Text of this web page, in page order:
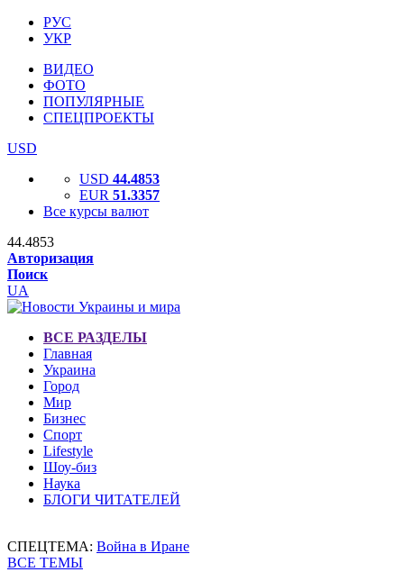
РУС
УКР
ВИДЕО
ФОТО
ПОПУЛЯРНЫЕ
СПЕЦПРОЕКТЫ
USD
USD 44.4853
EUR 51.3357
Все курсы валют
44.4853
Авторизация
Поиск
UA
ВСЕ РАЗДЕЛЫ
Главная
Украина
Город
Мир
Бизнес
Спорт
Lifestyle
Шоу-биз
Наука
БЛОГИ ЧИТАТЕЛЕЙ
СПЕЦТЕМА: Война в Иране
ВСЕ ТЕМЫ